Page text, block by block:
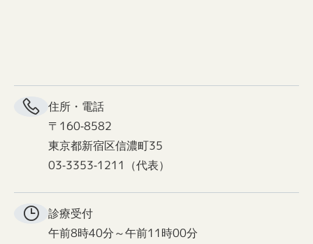
住所・電話
〒160-8582
東京都新宿区信濃町35
03-3353-1211（代表）
診療受付
午前8時40分～午前11時00分